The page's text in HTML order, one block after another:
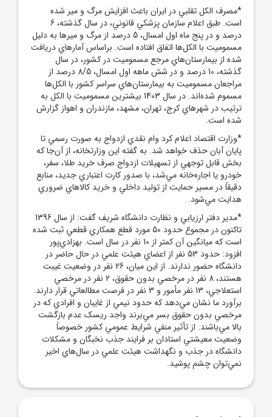
*مصرف الکل تقلبي در ايران باعث افزايش مرگ و مير شده
است. طبق اعلام سازمان پزشکي قانوني، در سال گذشته، 6
درصد و در پنج ماه اول امسال، 5 درصد از مرگ و ميرها به دليل
مسموميت با الکل‌ها اتفاق افتاده است. براساس آمارهاي دريافت
شده از بيمارستان‌هاي مرجع مسموميت در کشور، در سال
گذشته، 10 درصد و در شش ماهه اول امسال، 8/5 درصد از
مراجعان مسموميت به بيمارستان‌هاي سراسر کشور با الکل‌ها
مسموم شده‌اند. در سال 1403 بيشترين مسموميت با الکل به
ترتيب در شهرهاي کرج، تهران، مشهد، مازندران و اهواز گزارش
شده است.
*وزارت اقتصاد اعلام کرد وام نقدي ازدواج به صورت رسمي تا
پايان آبان حذف خواهد شد. به گفته اين وزارتخانه، از آن‌جا که
بخش قابل توجهي از تسهيلات ازدواج صرف خريد طلا، سفر،
خودرو يا اجاره‌خانه مي‌شد، با صدور کارت اعتباري جديد، منابع
دقيقاً در مسير حمايت از توليد داخلي و خريد کالاهاي ضروري
هدايت مي‌شود.
*مدير دفتر ارزيابي و نظارت دانشگاه شريف گفت: از سال 1396
تاکنون در مجموع حدود 50 مورد قطع همکاري قطعي ثبت شده
است که ميانگين آن کمتر از 10 نفر در سال است. بهزادي‌پور
افزود: حدود 53 نفر از اعضاي هيئت علمي در حال حاضر در
دانشگاه حضور ندارند. از اين ميان، 26 نفر در وضعيت غيبت
هستند، 8 نفر در مرخصي بدون حقوق، 2 نفر در مرخصي
استعلاجي، 13 نفر مأمور و 3 نفر در فرصت مطالعاتي قرار دارند.
برآورد ما نشان مي‌دهد که حدود نيمي از غايبان و افرادي که در
مرخصي بدون حقوق بسر مي‌برند واجد ريسک عدم بازگشت
بالا مي‌باشند. از تأثير منفي شرايط عمومي کشور خصوصاً
وضعيت معيشتي استادان بر فرايند جذب نخبگان و مشکلات
دانشگاه در جذب و نگهداشت هيئت علمي در سال‌هاي اخير
نمي‌توان چشم پوشيد.